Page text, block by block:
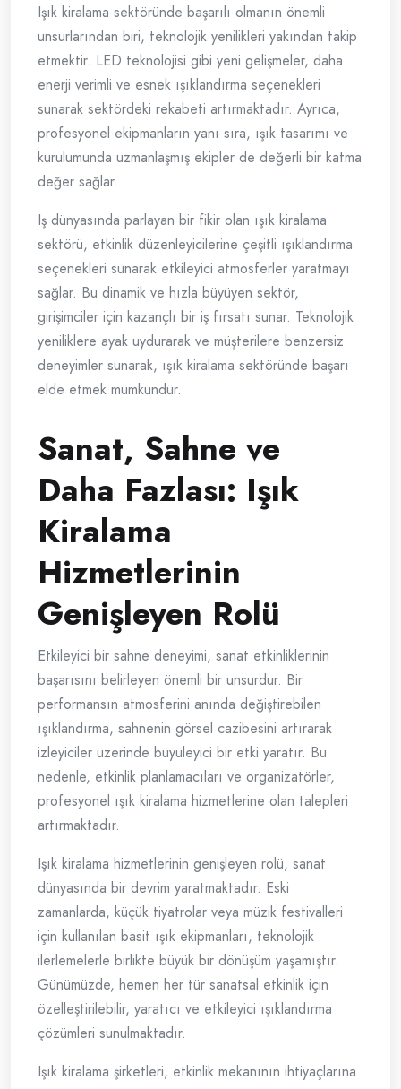
Işık kiralama sektöründe başarılı olmanın önemli
unsurlarından biri, teknolojik yenilikleri yakından takip
etmektir. LED teknolojisi gibi yeni gelişmeler, daha
enerji verimli ve esnek ışıklandırma seçenekleri
sunarak sektördeki rekabeti artırmaktadır. Ayrıca,
profesyonel ekipmanların yanı sıra, ışık tasarımı ve
kurulumunda uzmanlaşmış ekipler de değerli bir katma
değer sağlar.
Iş dünyasında parlayan bir fikir olan ışık kiralama
sektörü, etkinlik düzenleyicilerine çeşitli ışıklandırma
seçenekleri sunarak etkileyici atmosferler yaratmayı
sağlar. Bu dinamik ve hızla büyüyen sektör,
girişimciler için kazançlı bir iş fırsatı sunar. Teknolojik
yeniliklere ayak uydurarak ve müşterilere benzersiz
deneyimler sunarak, ışık kiralama sektöründe başarı
elde etmek mümkündür.
Sanat, Sahne ve
Daha Fazlası: Işık
Kiralama
Hizmetlerinin
Genişleyen Rolü
Etkileyici bir sahne deneyimi, sanat etkinliklerinin
başarısını belirleyen önemli bir unsurdur. Bir
performansın atmosferini anında değiştirebilen
ışıklandırma, sahnenin görsel cazibesini artırarak
izleyiciler üzerinde büyüleyici bir etki yaratır. Bu
nedenle, etkinlik planlamacıları ve organizatörler,
profesyonel ışık kiralama hizmetlerine olan talepleri
artırmaktadır.
Işık kiralama hizmetlerinin genişleyen rolü, sanat
dünyasında bir devrim yaratmaktadır. Eski
zamanlarda, küçük tiyatrolar veya müzik festivalleri
için kullanılan basit ışık ekipmanları, teknolojik
ilerlemelerle birlikte büyük bir dönüşüm yaşamıştır.
Günümüzde, hemen her tür sanatsal etkinlik için
özelleştirilebilir, yaratıcı ve etkileyici ışıklandırma
çözümleri sunulmaktadır.
Işık kiralama şirketleri, etkinlik mekanının ihtiyaçlarına